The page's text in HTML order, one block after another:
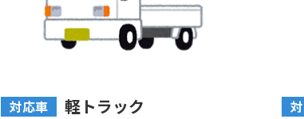
対応車 軽トラック